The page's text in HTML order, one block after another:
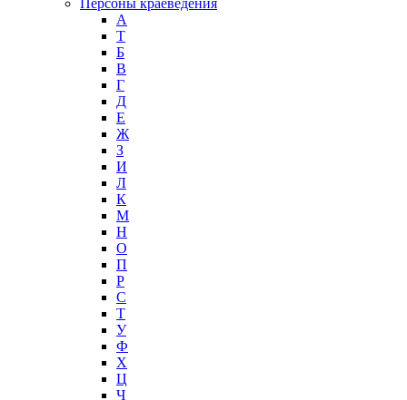
Персоны краеведения
А
T
Б
В
Г
Д
Е
Ж
З
И
Л
К
М
Н
О
П
Р
С
Т
У
Ф
Х
Ц
Ч